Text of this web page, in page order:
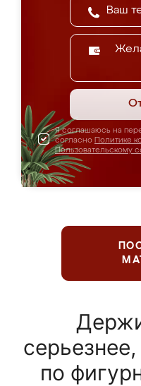
Я соглашаюсь на
согласно Политике
Пользовательскому
по